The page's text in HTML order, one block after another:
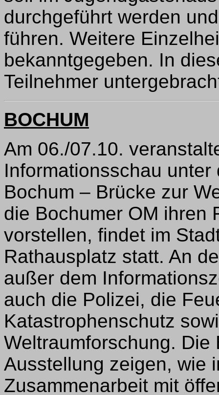
durchgeführt werden
führen. Weitere
bekanntgegeben. In
Teilnehmer
BOCHUM
Am 06./07.10.
Informationsschau unter
Bochum – Brücke zur
die Bochumer OM ihren
vorstellen, findet im
Rathausplatz statt. An
außer dem
auch die Polizei, die
Katastrophenschutz
Weltraumforschung. Die
Ausstellung zeigen, wie
Zusammenarbeit mit